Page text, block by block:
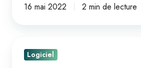
16 mai 2022 2 min de lecture
version
Logiciel